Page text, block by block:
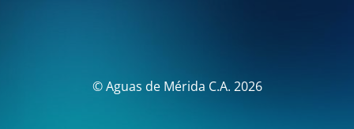
© Aguas de Mérida C.A. 2026